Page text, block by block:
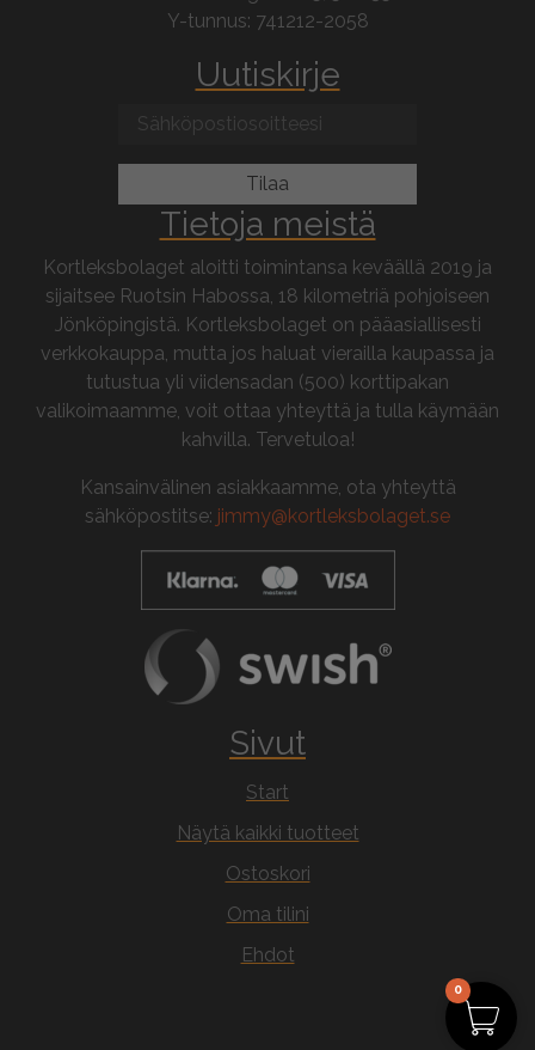
Y-tunnus: 741212-2058
Uutiskirje
Tietoja meistä
Kortleksbolaget aloitti toimintansa keväällä 2019 ja
sijaitsee Ruotsin Habossa, 18 kilometriä pohjoiseen
Jönköpingistä. Kortleksbolaget on pääasiallisesti
verkkokauppa, mutta jos haluat vierailla kaupassa ja
tutustua yli viidensadan (500) korttipakan
valikoimaamme, voit ottaa yhteyttä ja tulla käymään
kahvilla. Tervetuloa!
Kansainvälinen asiakkaamme, ota yhteyttä
sähköpostitse: jimmy@kortleksbolaget.se
Sivut
Start
Näytä kaikki tuotteet
Ostoskori
Oma tilini
Ehdot
0